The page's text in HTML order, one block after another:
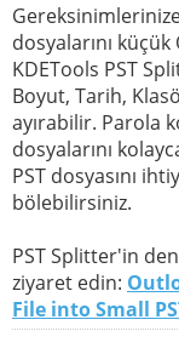
dosyalarını
KDETools PST
Boyut, Tarih,
ayırabilir. Parola
dosyalarını
PST dosyasını
bölebilirsiniz.
PST Splitter'in
ziyaret edin:
File into Small